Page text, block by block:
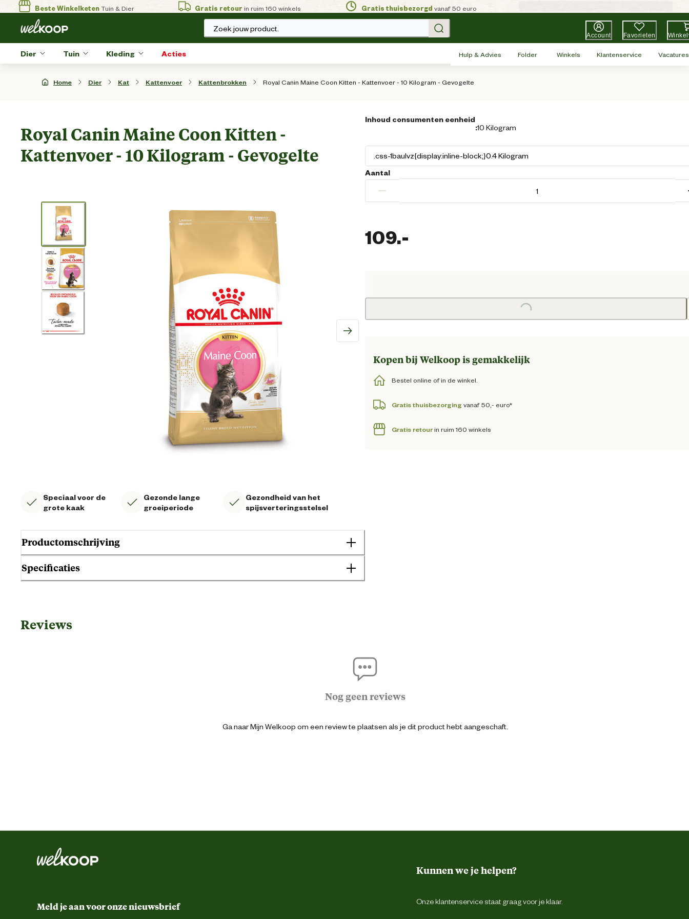
Beste WinkelketenTuin & Dier Gratis retour in ruim 160 winkels Gratis thuisbezorgd vanaf 50 euro
Zoek jouw product.
Account Favorieten
Dier Tuin Kleding Acties Hulp & Advies Folder Winkels Klantenservice Vacatures
Home Dier Kat Kattenvoer Kattenbrokken Royal Canin Maine Coon Kitten - Kattenvoer - 10 Kilogram - Gevogelte
Royal Canin Maine Coon Kitten -
Kattenvoer - 10 Kilogram - Gevogelte
Speciaal voor de
grote kaak
Gezonde lange
groeiperiode
Gezondheid van het
spijsverteringsstelsel
Productomschrijving
Specificaties
Kitten
Leefomgeving Binnen en buiten
Smaak aroma detail
Inhoud consumenten eenheid
:10 Kilogram
Aantal
−
109.-
Loading...
Kopen bij Welkoop is gemakkelijk
Bestel online of in de winkel.
Gratis thuisbezorging vanaf 50,- euro*
Gratis retourin ruim 160 winkels
Reviews
Nog geen reviews
Ga naar Mijn Welkoop om een review te plaatsen als je dit product hebt aangeschaft.
Meld je aan voor onze nieuwsbrief
Kunnen we je helpen?
Onze klantenservice staat graag voor je klaar.